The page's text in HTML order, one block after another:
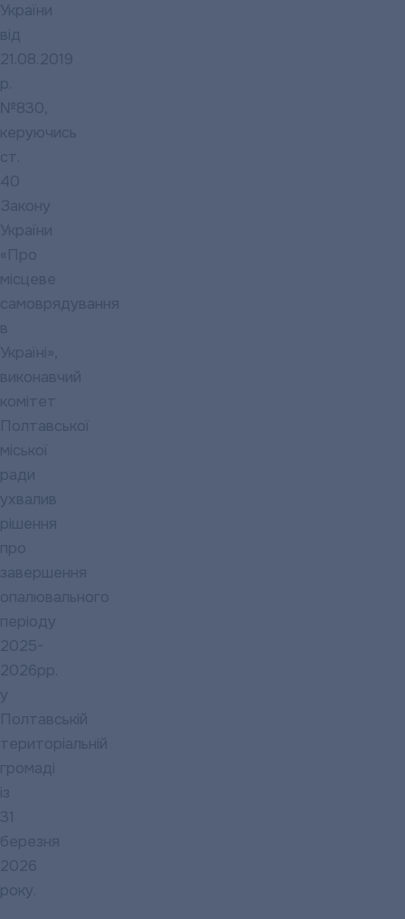
України
від
21.08.2019
р.
№830,
керуючись
ст.
40
Закону
України
«Про
місцеве
самоврядування
в
Україні»,
виконавчий
комітет
Полтавської
міської
ради
ухвалив
рішення
про
завершення
опалювального
періоду
2025-
2026рр.
у
Полтавській
територіальній
громаді
із
31
березня
2026
року.